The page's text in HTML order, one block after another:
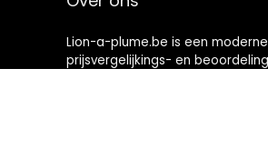
Lion-a-plume.be is een
prijsvergelijkings- en